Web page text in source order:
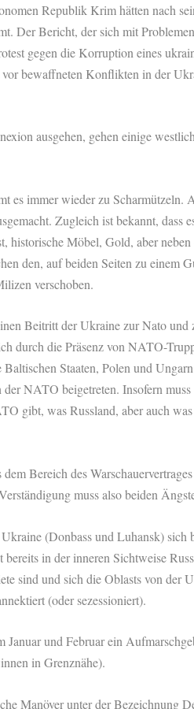
Republik Krim hätten nach
Der Bericht, der sich mit
gegen die Korruption eines
bewaffneten Konflikten in der
ausgehen, gehen einige
es immer wieder zu Scharmützeln.
Zugleich ist bekannt, dass
Möbel, Gold, aber
den, auf beiden Seiten zu einem
verschoben.
Beitritt der Ukraine zur Nato
durch die Präsenz von NATO-
Staaten, Polen und
NATO beigetreten. Insofern
gibt, was Russland, aber auch
Bereich des
muss also beiden
(Donbass und Luhansk) sich
in der inneren Sichtweise
sind und sich die Oblasts von der
(oder sezessioniert).
und Februar ein
in Grenznähe).
Manöver unter der Bezeichnung